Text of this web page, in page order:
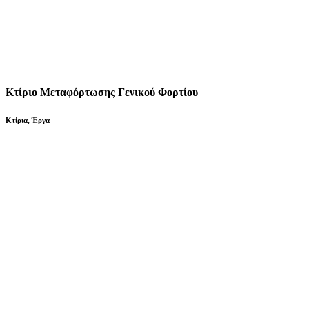
Κτίριο Μεταφόρτωσης Γενικού Φορτίου
Κτίρια,Έργα